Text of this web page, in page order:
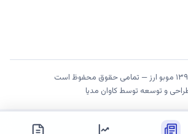
و توسعه توسطکاوان مدیا